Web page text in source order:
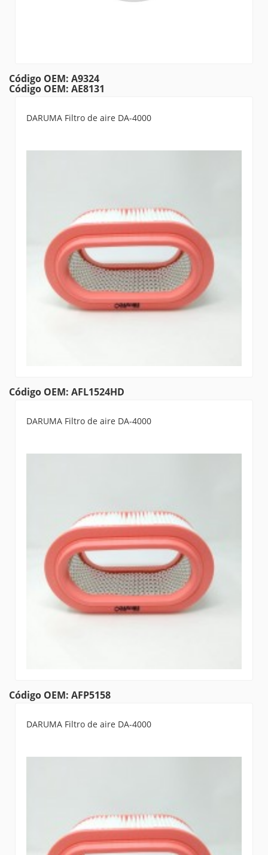
Código OEM: A9324
Código OEM: AE8131
DARUMA Filtro de aire DA-4000
Código OEM: AFL1524HD
DARUMA Filtro de aire DA-4000
Código OEM: AFP5158
DARUMA Filtro de aire DA-4000